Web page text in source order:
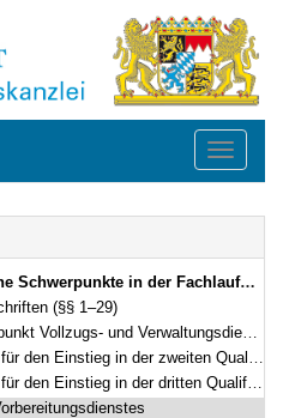
Toggle
Justiz – FachV-J) Vom 8. September 2014 (GVBl S. 417) BayRS 2038-3-3-16-J (§§ 1–71)
(§§ 1–29)
und Verwaltungsdienst (§§ 30–46)
in der zweiten Qualifikationsebene (§§ 30–32)
in der dritten Qualifikationsebene (§§ 33–37)